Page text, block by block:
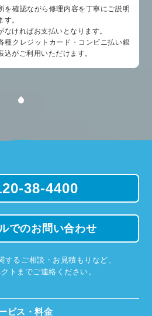
を確認ながら修理内容を丁寧にご説明
す。
なければお支払いとなります。
種クレジットカード・コンビニ払い銀
込がご利用いただけます。
38-4400
でのお問い合わせ
するご相談・お見積もりなど、
トまでご連絡ください。
ビス・料金